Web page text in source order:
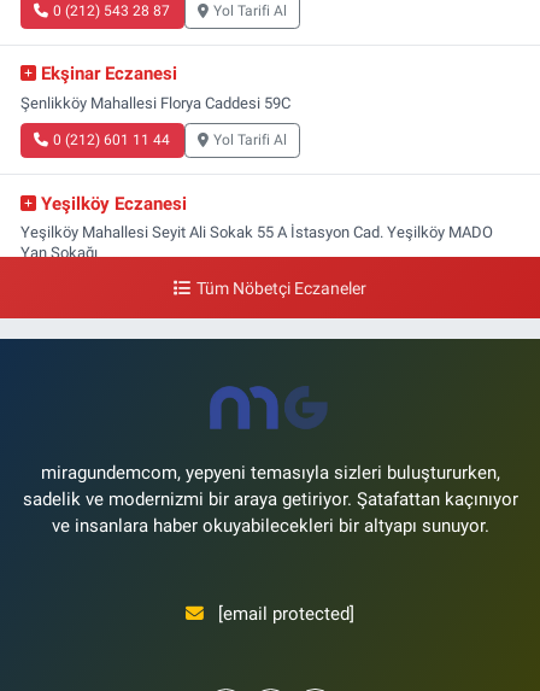
0 (212) 543 28 87 Yol Tarifi Al
Ekşinar Eczanesi
Şenlikköy Mahallesi Florya Caddesi 59C
0 (212) 601 11 44 Yol Tarifi Al
Yeşilköy Eczanesi
Yeşilköy Mahallesi Seyit Ali Sokak 55 A İstasyon Cad. Yeşilköy MADO
Yan Sokağı
Yol Tarifi Al
Ataköy 3-4-11. Kısım Mahallesi Dr. Remzi Kazancıgil Caddesi Ataköy
4.Kısım Çarşısı No:12 Ataköy 4.Kısım Çarşısı
Tüm Nöbetçi Eczaneler
miragundemcom, yepyeni temasıyla sizleri buluştururken,
sadelik ve modernizmi bir araya getiriyor. Şatafattan kaçınıyor
ve insanlara haber okuyabilecekleri bir altyapı sunuyor.
[email protected]